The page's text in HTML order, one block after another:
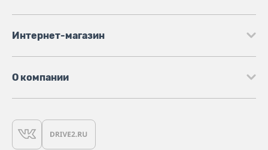
Интернет-магазин
О компании